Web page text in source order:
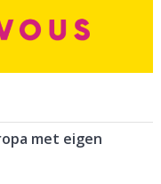
met eigen